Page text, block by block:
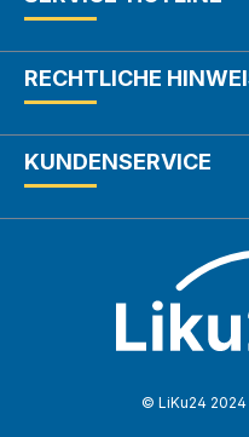
RECHTLICHE
KUNDENSERVICE
© LiKu24